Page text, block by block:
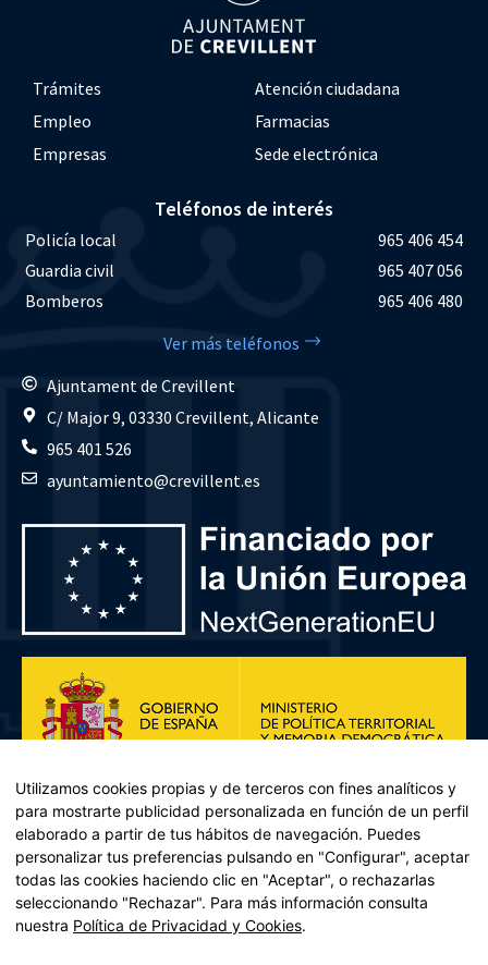
Trámites
Atención ciudadana
Empleo
Farmacias
Empresas
Sede electrónica
Teléfonos de interés
Policía local
965 406 454
Guardia civil
965 407 056
Bomberos
965 406 480
Ver más teléfonos
Ajuntament de Crevillent
C/ Major 9, 03330 Crevillent, Alicante
965 401 526
ayuntamiento@crevillent.es
Plan de Recuperación, Transformación y Resiliencia – Financiado por
Utilizamos cookies propias y de terceros con fines analíticos y
para mostrarte publicidad personalizada en función de un perfil
elaborado a partir de tus hábitos de navegación. Puedes
personalizar tus preferencias pulsando en "Configurar", aceptar
todas las cookies haciendo clic en "Aceptar", o rechazarlas
seleccionando "Rechazar". Para más información consulta
nuestra Política de Privacidad y Cookies.